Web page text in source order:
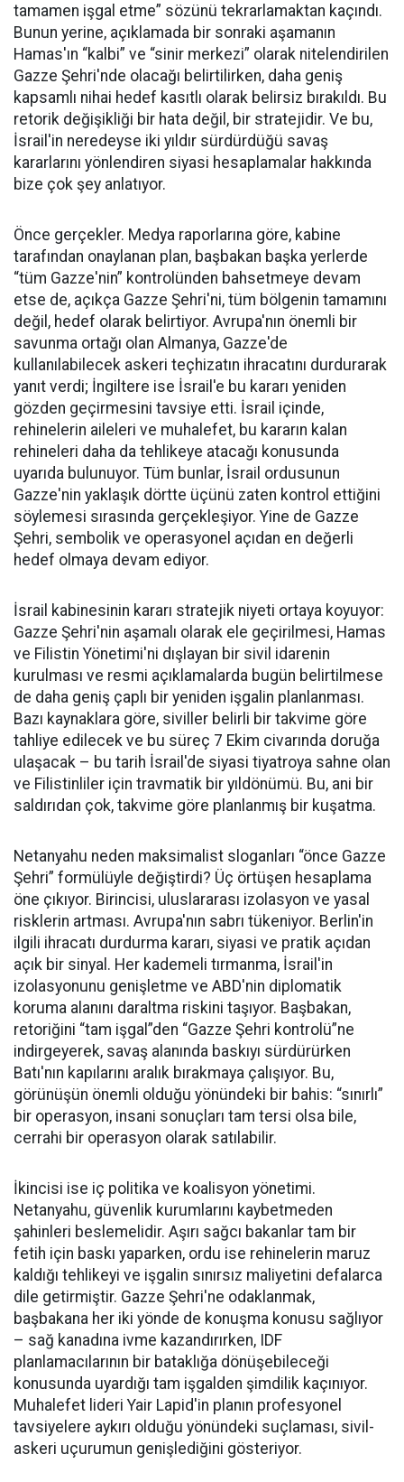
tamamen işgal etme” sözünü tekrarlamaktan kaçındı.
Bunun yerine, açıklamada bir sonraki aşamanın
Hamas'ın “kalbi” ve “sinir merkezi” olarak nitelendirilen
Gazze Şehri'nde olacağı belirtilirken, daha geniş
kapsamlı nihai hedef kasıtlı olarak belirsiz bırakıldı. Bu
retorik değişikliği bir hata değil, bir stratejidir. Ve bu,
İsrail'in neredeyse iki yıldır sürdürdüğü savaş
kararlarını yönlendiren siyasi hesaplamalar hakkında
bize çok şey anlatıyor.
Önce gerçekler. Medya raporlarına göre, kabine
tarafından onaylanan plan, başbakan başka yerlerde
“tüm Gazze'nin” kontrolünden bahsetmeye devam
etse de, açıkça Gazze Şehri'ni, tüm bölgenin tamamını
değil, hedef olarak belirtiyor. Avrupa'nın önemli bir
savunma ortağı olan Almanya, Gazze'de
kullanılabilecek askeri teçhizatın ihracatını durdurarak
yanıt verdi; İngiltere ise İsrail'e bu kararı yeniden
gözden geçirmesini tavsiye etti. İsrail içinde,
rehinelerin aileleri ve muhalefet, bu kararın kalan
rehineleri daha da tehlikeye atacağı konusunda
uyarıda bulunuyor. Tüm bunlar, İsrail ordusunun
Gazze'nin yaklaşık dörtte üçünü zaten kontrol ettiğini
söylemesi sırasında gerçekleşiyor. Yine de Gazze
Şehri, sembolik ve operasyonel açıdan en değerli
hedef olmaya devam ediyor.
İsrail kabinesinin kararı stratejik niyeti ortaya koyuyor:
Gazze Şehri'nin aşamalı olarak ele geçirilmesi, Hamas
ve Filistin Yönetimi'ni dışlayan bir sivil idarenin
kurulması ve resmi açıklamalarda bugün belirtilmese
de daha geniş çaplı bir yeniden işgalin planlanması.
Bazı kaynaklara göre, siviller belirli bir takvime göre
tahliye edilecek ve bu süreç 7 Ekim civarında doruğa
ulaşacak – bu tarih İsrail'de siyasi tiyatroya sahne olan
ve Filistinliler için travmatik bir yıldönümü. Bu, ani bir
saldırıdan çok, takvime göre planlanmış bir kuşatma.
Netanyahu neden maksimalist sloganları “önce Gazze
Şehri” formülüyle değiştirdi? Üç örtüşen hesaplama
öne çıkıyor. Birincisi, uluslararası izolasyon ve yasal
risklerin artması. Avrupa'nın sabrı tükeniyor. Berlin'in
ilgili ihracatı durdurma kararı, siyasi ve pratik açıdan
açık bir sinyal. Her kademeli tırmanma, İsrail'in
izolasyonunu genişletme ve ABD'nin diplomatik
koruma alanını daraltma riskini taşıyor. Başbakan,
retoriğini “tam işgal”den “Gazze Şehri kontrolü”ne
indirgeyerek, savaş alanında baskıyı sürdürürken
Batı'nın kapılarını aralık bırakmaya çalışıyor. Bu,
görünüşün önemli olduğu yönündeki bir bahis: “sınırlı”
bir operasyon, insani sonuçları tam tersi olsa bile,
cerrahi bir operasyon olarak satılabilir.
İkincisi ise iç politika ve koalisyon yönetimi.
Netanyahu, güvenlik kurumlarını kaybetmeden
şahinleri beslemelidir. Aşırı sağcı bakanlar tam bir
fetih için baskı yaparken, ordu ise rehinelerin maruz
kaldığı tehlikeyi ve işgalin sınırsız maliyetini defalarca
dile getirmiştir. Gazze Şehri'ne odaklanmak,
başbakana her iki yönde de konuşma konusu sağlıyor
– sağ kanadına ivme kazandırırken, IDF
planlamacılarının bir bataklığa dönüşebileceği
konusunda uyardığı tam işgalden şimdilik kaçınıyor.
Muhalefet lideri Yair Lapid'in planın profesyonel
tavsiyelere aykırı olduğu yönündeki suçlaması, sivil-
askeri uçurumun genişlediğini gösteriyor.